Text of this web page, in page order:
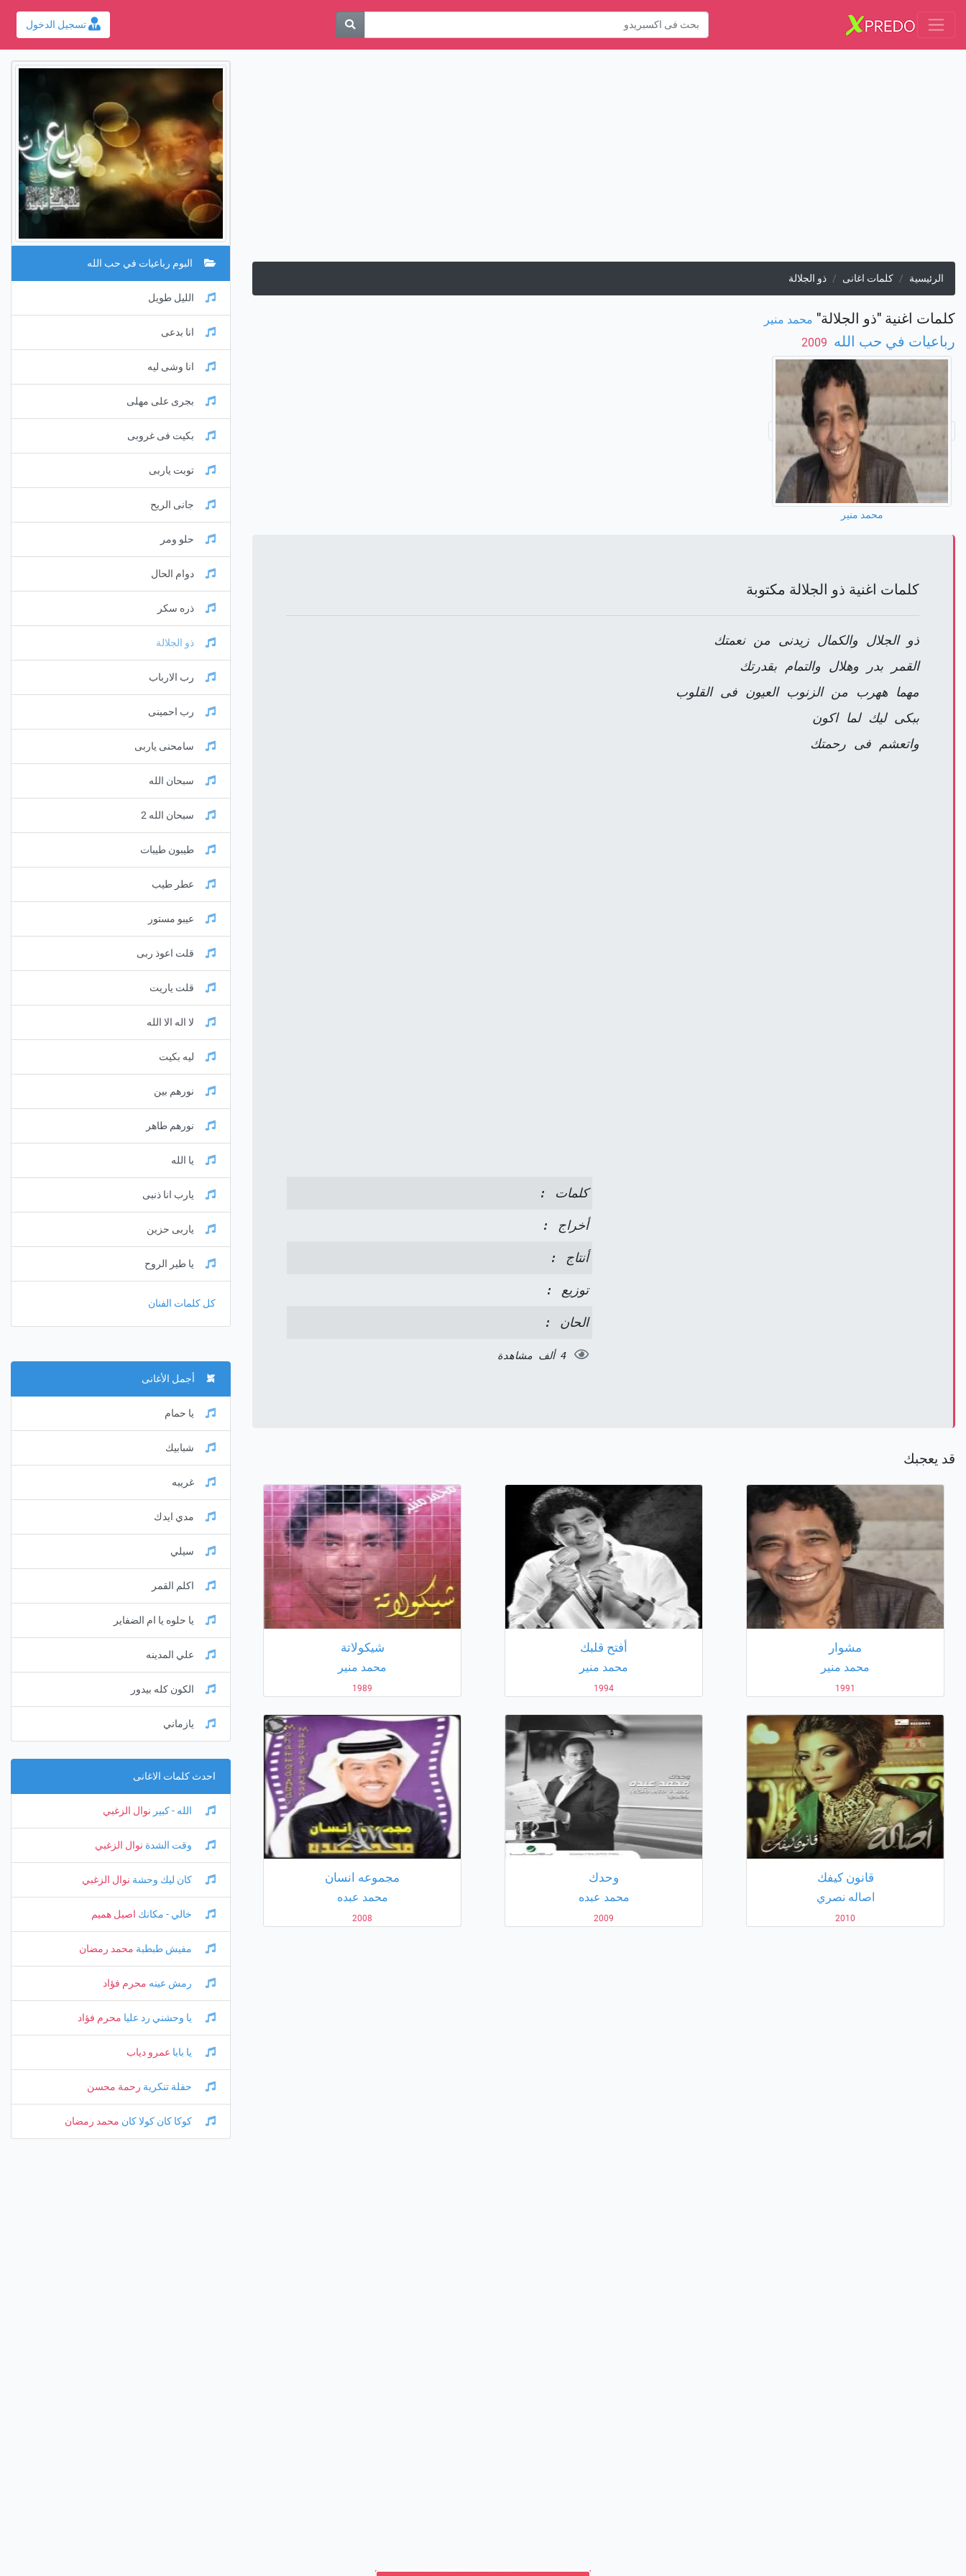
تسجيل الدخول
الرئيسية كلمات اغانى ذو الجلالة
كلمات اغنية "ذو الجلالة" محمد منير
رباعيات في حب الله
محمد منير
كلمات اغنية ذو الجلالة مكتوبة
ذو الجلال والكمال زيدنى من نعمتك
القمر بدر وهلال والتمام بقدرتك
مهما ههرب من الزنوب العيون فى القلوب
ببكى ليك لما اكون
واتعشم فى رحمتك
كلمات :
أخراج :
أنتاج :
توزيع :
الحان :
4 ألف مشاهدة
قد يعجبك
مشوار
محمد منير
1991
أفتح قلبك
محمد منير
1994
شيكولاتة
محمد منير
1989
قانون كيفك
اصاله نصري
2010
وحدك
محمد عبده
2009
مجموعه انسان
محمد عبده
2008
البوم رباعيات في حب الله
الليل طويل
انا بدعى
انا وشى ليه
بجرى على مهلى
بكيت فى غروبى
توبت ياربى
جانى الريح
حلو ومر
دوام الحال
ذره سكر
ذو الجلالة
رب الارباب
رب احمينى
سامحنى ياربى
سبحان الله
سبحان الله 2
طيبون طيبات
عطر طيب
عيبو مستور
قلت اعوذ ربى
قلت ياريت
لا اله الا الله
ليه بكيت
نورهم بين
نورهم طاهر
يا الله
يارب انا ذنبى
ياربى حزين
يا طير الروح
كل كلمات الفنان
أجمل الأغانى
يا حمام
شبابيك
غريبه
مدي ايدك
سيلي
اكلم القمر
يا حلوه يا ام الضفاير
علي المدينه
الكون كله بيدور
يازماني
احدث كلمات الاغانى
الله - كبير نوال الزغبي
وقت الشدة نوال الزغبي
كان ليك وحشة نوال الزغبي
خالي - مكانك اصيل هميم
مفيش طبطبة محمد رمضان
رمش عينه محرم فؤاد
يا وحشني رد عليا محرم فؤاد
يا بابا عمرو دياب
حفلة تنكرية رحمة محسن
كوكا كان كولا كان محمد رمضان